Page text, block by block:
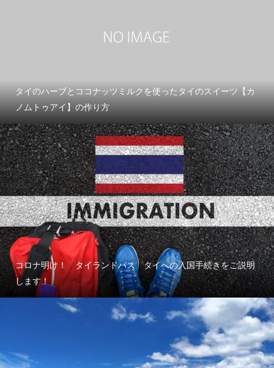
タイのハーブとココナッツミルクを使ったタイのスイーツ【カ
ノムトゥアイ】の作り方
コロナ明け！ タイランドパス タイへの入国手続きをご説明
します！